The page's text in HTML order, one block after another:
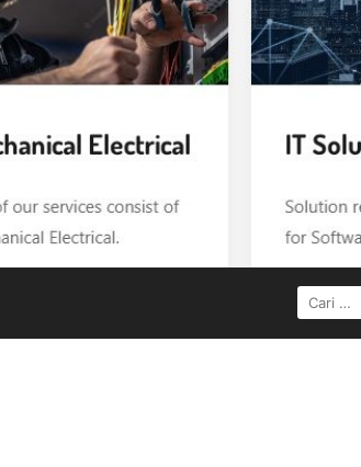
CARI
UNTUK: